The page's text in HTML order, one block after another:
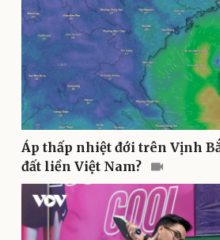
Bóng đá
Lịch thi đấu bóng đá
Thế giới thể thao
eSports
Hậu trường
Ô tô
Xe
Tư
Áp thấp nhiệt đới trên Vịnh
đất liền Việt Nam?